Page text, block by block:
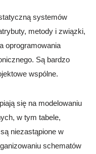
systemów
metody i związki,
oprogramowania
Są bardzo
wspólne.
się na modelowaniu
w tym tabele,
niezastąpione w
schematów